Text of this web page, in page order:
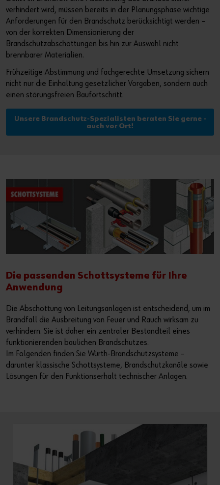
verhindert wird, müssen bereits in der Planungsphase wichtige
Anforderungen für den Brandschutz berücksichtigt werden –
von der korrekten Dimensionierung der
Brandschutzabschottungen bis hin zur Auswahl nicht
brennbarer Materialien.
Frühzeitige Abstimmung und fachgerechte Umsetzung sichern
nicht nur die Einhaltung gesetzlicher Vorgaben, sondern auch
einen störungsfreien Baufortschritt.
Unsere Brandschutz-Spezialisten beraten Sie gerne -
auch vor Ort!
Die passenden Schottsysteme für Ihre
Anwendung
Die Abschottung von Leitungsanlagen ist entscheidend, um im
Brandfall die Ausbreitung von Feuer und Rauch wirksam zu
verhindern. Sie ist daher ein zentraler Bestandteil eines
funktionierenden baulichen Brandschutzes.
Im Folgenden finden Sie Würth-Brandschutzsysteme –
darunter klassische Schottsysteme, Brandschutzkanäle sowie
Lösungen für den Funktionserhalt technischer Anlagen.